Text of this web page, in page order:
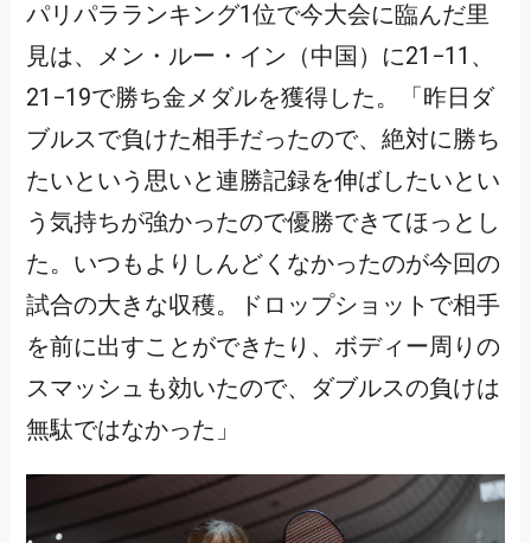
パリパラランキング1位で今大会に臨んだ里
見は、メン・ルー・イン（中国）に21−11、
21−19で勝ち金メダルを獲得した。「昨日ダ
ブルスで負けた相手だったので、絶対に勝ち
たいという思いと連勝記録を伸ばしたいとい
う気持ちが強かったので優勝できてほっとし
た。いつもよりしんどくなかったのが今回の
試合の大きな収穫。ドロップショットで相手
を前に出すことができたり、ボディー周りの
スマッシュも効いたので、ダブルスの負けは
無駄ではなかった」